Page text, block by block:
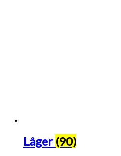
Låger (90)